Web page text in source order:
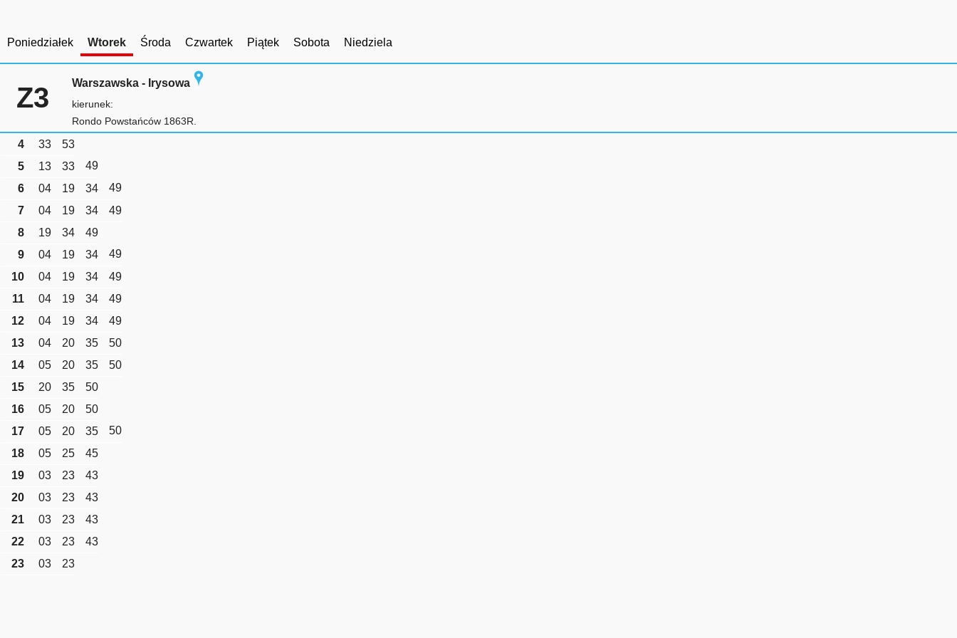
Poniedziałek Wtorek Środa Czwartek Piątek Sobota Niedziela
Z3 Warszawska - Irysowa
kierunek:
Rondo Powstańców 1863R.
4 33
53
5
13 33
49
6
04 19 34
49
7
04 19 34
49
8
19 34
49
9
04 19 34
49
10
04 19 34
49
11
04 19 34
49
12
04 19 34
49
13
04 20 35
50
14
05 20 35
50
15
20 35
50
16
05 20
50
17
05 20 35
50
18
05 25
45
19
03 23
43
20
03 23
43
21
03 23
43
22
03 23
43
23
03 23